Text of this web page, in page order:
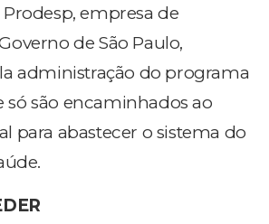
empresa de
de São Paulo,
administração do programa
só são encaminhados ao
para abastecer o sistema do